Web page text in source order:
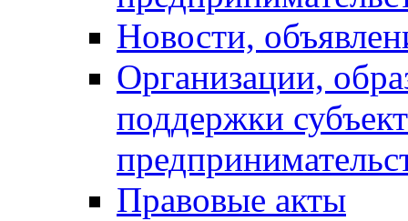
Новости,
Организации,
поддержки
Правовые акты